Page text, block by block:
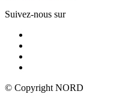
Suivez-nous sur
© Copyright NORD